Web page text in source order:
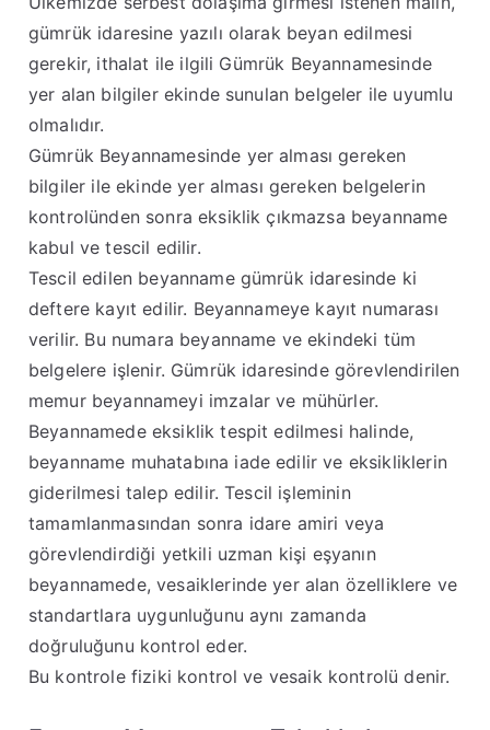
gümrük idaresine yazılı olarak beyan edilmesi
gerekir, ithalat ile ilgili Gümrük Beyannamesinde
yer alan bilgiler ekinde sunulan belgeler ile uyumlu
olmalıdır.
Gümrük Beyannamesinde yer alması gereken
bilgiler ile ekinde yer alması gereken belgelerin
kontrolünden sonra eksiklik çıkmazsa beyanname
kabul ve tescil edilir.
Tescil edilen beyanname gümrük idaresinde ki
deftere kayıt edilir. Beyannameye kayıt numarası
verilir. Bu numara beyanname ve ekindeki tüm
belgelere işlenir. Gümrük idaresinde görevlendirilen
memur beyannameyi imzalar ve mühürler.
Beyannamede eksiklik tespit edilmesi halinde,
beyanname muhatabına iade edilir ve eksikliklerin
giderilmesi talep edilir.Tescil işleminin
tamamlanmasından sonra idare amiri veya
görevlendirdiği yetkili uzman kişi eşyanın
beyannamede, vesaiklerinde yer alan özelliklere ve
standartlara uygunluğunu aynı zamanda
doğruluğunu kontrol eder.
Bu kontrole fiziki kontrol ve vesaik kontrolü denir.